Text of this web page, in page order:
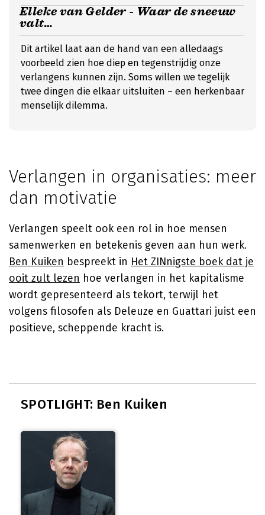
Elleke van Gelder - Waar de sneeuw
valt…
Dit artikel laat aan de hand van een alledaags
voorbeeld zien hoe diep en tegenstrijdig onze
verlangens kunnen zijn. Soms willen we tegelijk
twee dingen die elkaar uitsluiten – een herkenbaar
menselijk dilemma.
Verlangen in organisaties: meer
dan motivatie
Verlangen speelt ook een rol in hoe mensen
samenwerken en betekenis geven aan hun werk.
Ben Kuiken bespreekt in Het ZINnigste boek dat je
ooit zult lezen hoe verlangen in het kapitalisme
wordt gepresenteerd als tekort, terwijl het
volgens filosofen als Deleuze en Guattari juist een
positieve, scheppende kracht is.
SPOTLIGHT: Ben Kuiken